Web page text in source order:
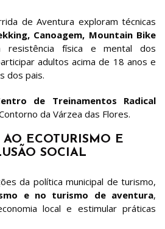
de Aventura exploram técnicas
Canoagem, Mountain Bike
física e mental dos
adultos acima de 18 anos e
dos pais.
de Treinamentos Radical
da Várzea das Flores.
ECOTURISMO E
SOCIAL
da política municipal de turismo,
e no turismo de aventura,
local e estimular práticas